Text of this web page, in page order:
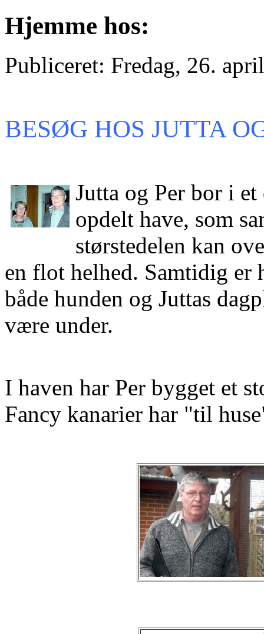
Hjemme hos:
Publiceret: Fredag, 26.
BESØG HOS JUTTA
Jutta og Per bor i
opdelt have, som
størstedelen kan
en flot helhed. Samtidig
både hunden og Juttas
være under.
I haven har Per bygget et
Fancy kanarier har "til